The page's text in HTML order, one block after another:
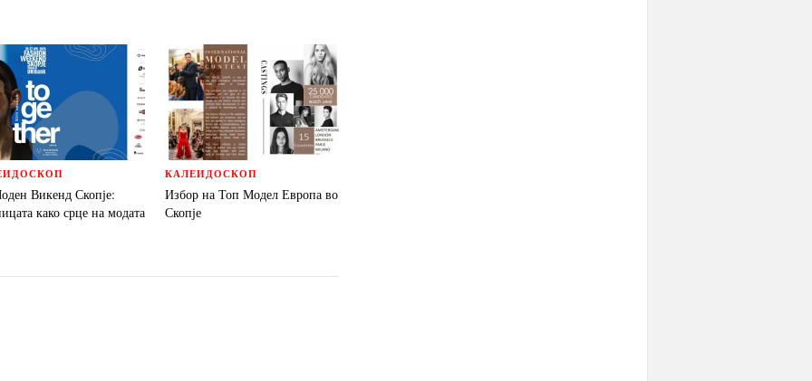
Викенд Скопје:
како срце на модата
КАЛЕИДОСКОП
Избор на Топ Модел Европа во
Скопје